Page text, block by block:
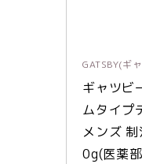
GATSBY(ギ
ギャツビ
ムタイプ
メンズ
0g(医薬